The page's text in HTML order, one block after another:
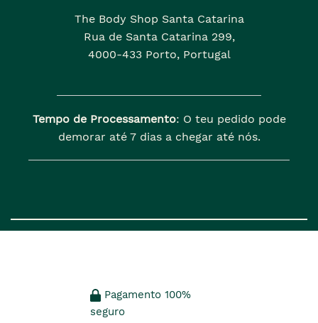
The Body Shop Santa Catarina
Rua de Santa Catarina 299,
4000-433 Porto, Portugal
Tempo de Processamento: O teu pedido pode
demorar até 7 dias a chegar até nós.
Pagamento 100%
seguro